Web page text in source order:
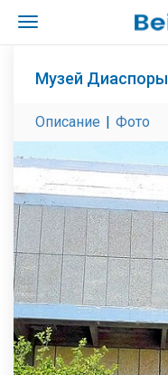
Музей Диаспоры
Описание | Фото